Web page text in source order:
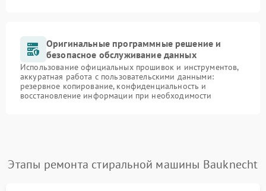
Оригинальные программные решение и
безопасное обслуживание данных
Использование официальных прошивок и инструментов,
аккуратная работа с пользовательскими данными:
резервное копирование, конфиденциальность и
восстановление информации при необходимости
Этапы ремонта стиральной машины Bauknecht